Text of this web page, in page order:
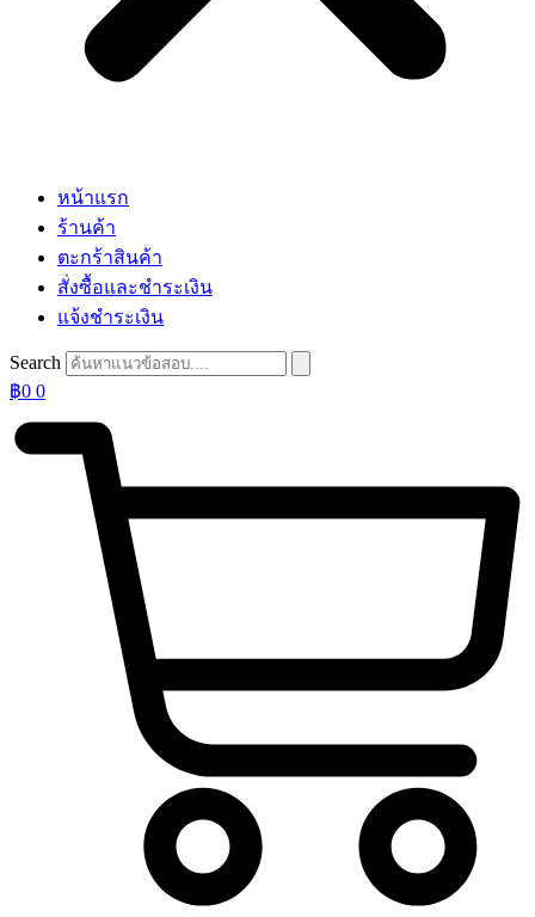
หน้าแรก
ร้านค้า
ตะกร้าสินค้า
สั่งซื้อและชำระเงิน
แจ้งชำระเงิน
Search
฿0 0